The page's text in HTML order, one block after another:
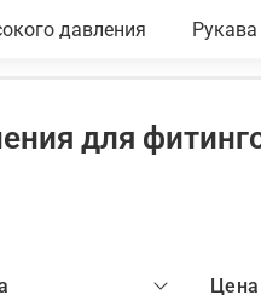
давления
для
Цена